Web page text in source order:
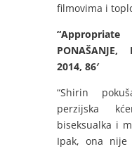
filmovima i
“Appropriate
2014, 86′
“Shirin
perzijska
biseksualka i
Ipak, ona nije